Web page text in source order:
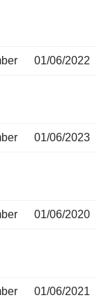
01/06/2022
01/06/2023
01/06/2020
01/06/2021